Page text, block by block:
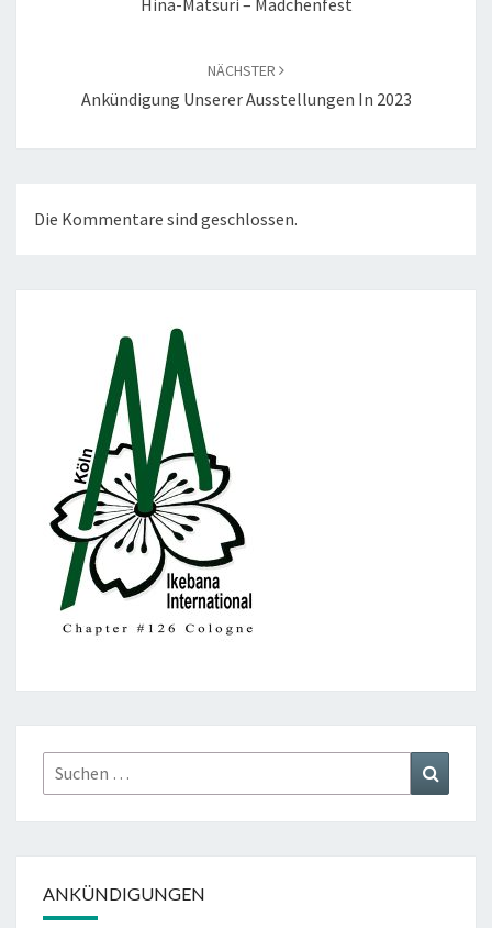
NÄCHSTER
Ankündigung Unserer Ausstellungen In 2023
Die Kommentare sind geschlossen.
Suchen
nach:
ANKÜNDIGUNGEN